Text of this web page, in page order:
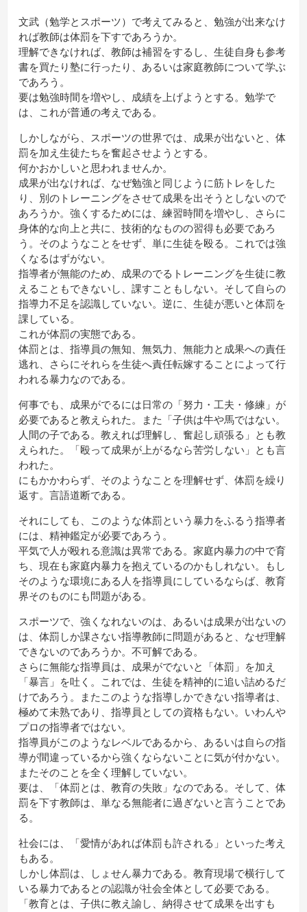
文武（勉学とスポーツ）で考えてみると、勉強が出来なけ
れば教師は体罰を下すであろうか。
理解できなければ、教師は補習をするし、生徒自身も参考
書を買たり塾に行ったり、あるいは家庭教師について学ぶ
であろう。
要は勉強時間を増やし、成績を上げようとする。勉学で
は、これが普通の考えである。
しかしながら、スポーツの世界では、成果が出ないと、体
罰を加え生徒たちを奮起させようとする。
何かおかしいと思われませんか。
成果が出なければ、なぜ勉強と同じように筋トレをした
り、別のトレーニングをさせて成果を出そうとしないので
あろうか。強くするためには、練習時間を増やし、さらに
身体的な向上と共に、技術的なものの習得も必要であろ
う。そのようなことをせず、単に生徒を殴る。これでは強
くなるはずがない。
指導者が無能のため、成果のでるトレーニングを生徒に教
えることもできないし、課すこともしない。そして自らの
指導力不足を認識していない。逆に、生徒が悪いと体罰を
課している。
これが体罰の実態である。
体罰とは、指導員の無知、無気力、無能力と成果への責任
逃れ、さらにそれらを生徒へ責任転嫁することによって行
われる暴力なのである。
何事でも、成果がでるには日常の「努力・工夫・修練」が
必要であると教えられた。また「子供は牛や馬ではない。
人間の子である。教えれば理解し、奮起し頑張る」とも教
えられた。「殴って成果が上がるなら苦労しない」とも言
われた。
にもかかわらず、そのようなことを理解せず、体罰を繰り
返す。言語道断である。
それにしても、このような体罰という暴力をふるう指導者
には、精神鑑定が必要であろう。
平気で人が殴れる意識は異常である。家庭内暴力の中で育
ち、現在も家庭内暴力を抱えているのかもしれない。もし
そのような環境にある人を指導員にしているならば、教育
界そのものにも問題がある。
スポーツで、強くなれないのは、あるいは成果が出ないの
は、体罰しか課さない指導教師に問題があると、なぜ理解
できないのであろうか。不可解である。
さらに無能な指導員は、成果がでないと「体罰」を加え
「暴言」を吐く。これでは、生徒を精神的に追い詰めるだ
けであろう。またこのような指導しかできない指導者は、
極めて未熟であり、指導員としての資格もない。いわんや
プロの指導者ではない。
指導員がこのようなレベルであるから、あるいは自らの指
導が間違っているから強くならないことに気が付かない。
またそのことを全く理解していない。
要は、「体罰とは、教育の失敗」なのである。そして、体
罰を下す教師は、単なる無能者に過ぎないと言うことであ
る。
社会には、「愛情があれば体罰も許される」といった考え
もある。
しかし体罰は、しょせん暴力である。教育現場で横行して
いる暴力であるとの認識が社会全体として必要である。
「教育とは、子供に教え諭し、納得させて成果を出すも